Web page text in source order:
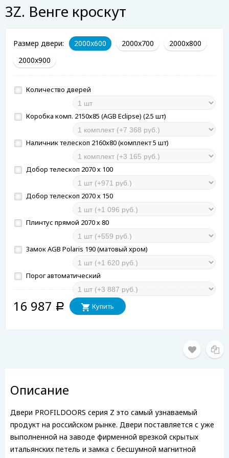
3Z. Венге кроскут
Размер двери: 2000x600 2000x700
2000x800
2000x900
Количество дверей
Коробка комп. 2150х85 (AGB Eclipse) (2.5 шт)
Наличник телескоп 2160х80 (комплект 5 шт)
Добор телескоп 2070 х 100
Добор телескоп 2070 х 150
Плинтус прямой 2070 х 80
Замок AGB Polaris 190 (матовый хром)
Порог автоматический
16 987 Р Купить
Описание
Двери PROFILDOORS серия Z это самый узнаваемый
продукт на российском рынке. Двери поставляется с уже
выполненной на заводе фирменной врезкой скрытых
итальянских петель и замка с бесшумной магнитной